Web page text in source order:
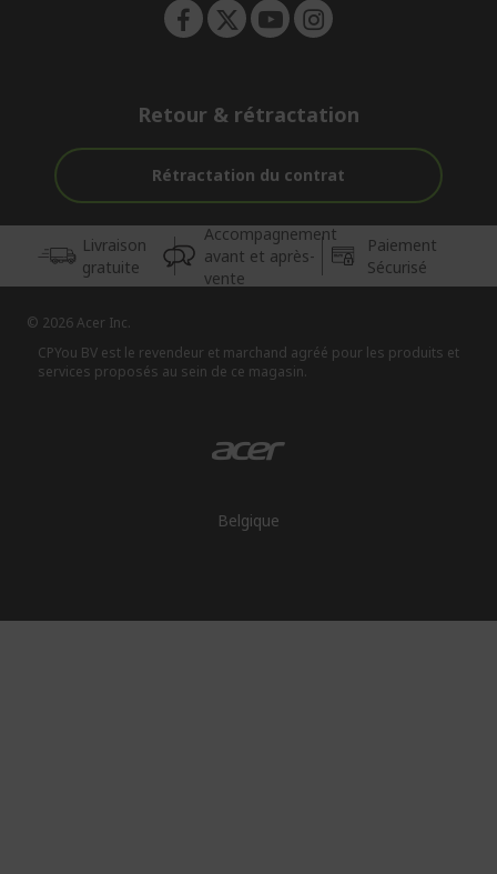
Retour & rétractation
Rétractation du contrat
Livraison
gratuite
Accompagnement
avant et après-
vente
Paiement
Sécurisé
© 2026 Acer Inc.
CPYou BV est le revendeur et marchand agréé pour les produits et
services proposés au sein de ce magasin.
Belgique